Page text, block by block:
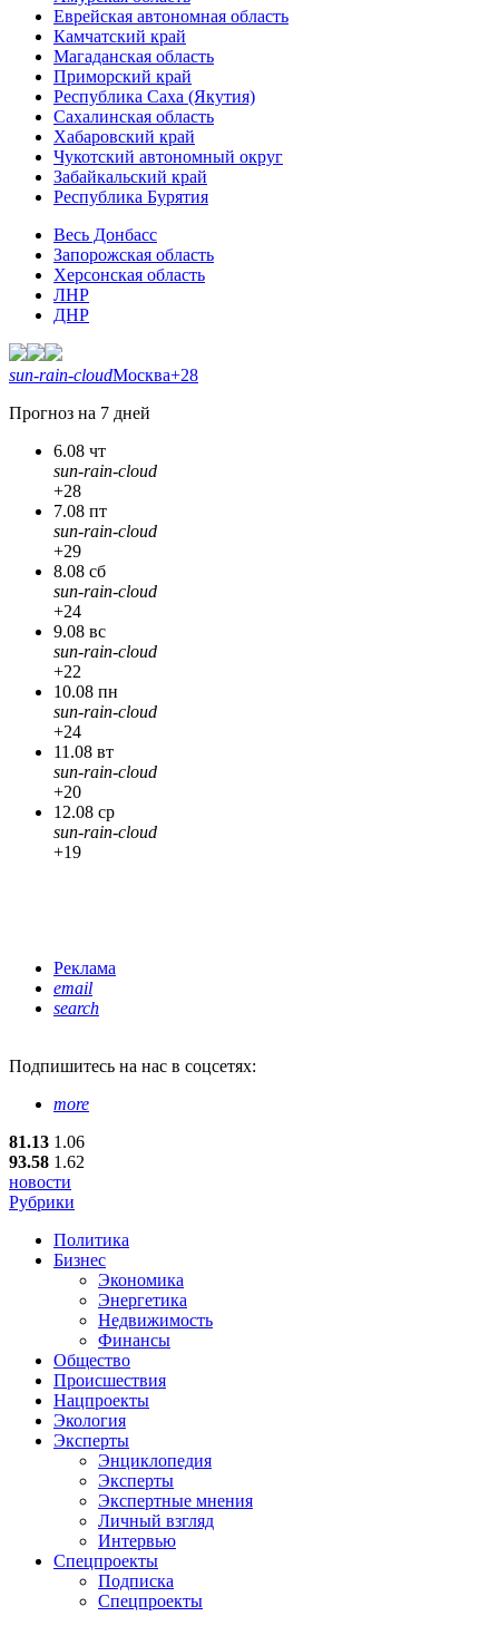
Еврейская автономная область
Камчатский край
Магаданская область
Приморский край
Республика Саха (Якутия)
Сахалинская область
Хабаровский край
Чукотский автономный округ
Забайкальский край
Республика Бурятия
Весь Донбасс
Запорожская область
Херсонская область
ЛНР
ДНР
sun-rain-cloudМосква+28
Прогноз на 7 дней
6.08 чт
sun-rain-cloud
+28
7.08 пт
sun-rain-cloud
+29
8.08 сб
sun-rain-cloud
+24
9.08 вс
sun-rain-cloud
+22
10.08 пн
sun-rain-cloud
+24
11.08 вт
sun-rain-cloud
+20
12.08 ср
sun-rain-cloud
+19
Реклама
email
search
Подпишитесь на нас в соцсетях:
more
81.13 1.06
93.58 1.62
новости
Рубрики
Политика
Бизнес
Экономика
Энергетика
Недвижимость
Финансы
Общество
Происшествия
Нацпроекты
Экология
Эксперты
Энциклопедия
Эксперты
Экспертные мнения
Личный взгляд
Интервью
Спецпроекты
Подписка
Спецпроекты